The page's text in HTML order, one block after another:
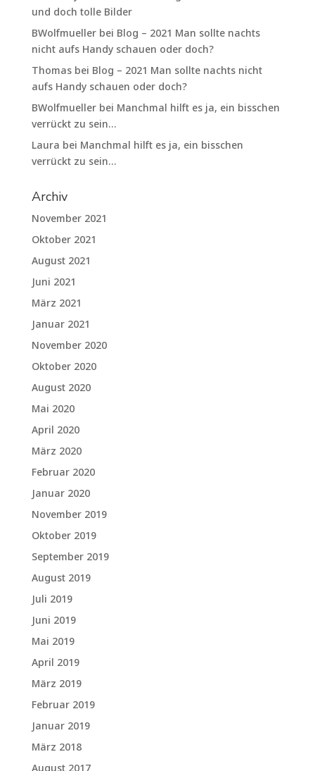
und doch tolle Bilder
BWolfmuellerbei Blog – 2021 Man sollte nachts
nicht aufs Handy schauen oder doch?
Thomasbei Blog – 2021 Man sollte nachts nicht
aufs Handy schauen oder doch?
BWolfmuellerbei Manchmal hilft es ja, ein bisschen
verrückt zu sein…
Laura bei Manchmal hilft es ja, ein bisschen
verrückt zu sein…
Archiv
November 2021
Oktober 2021
August 2021
Juni 2021
März 2021
Januar 2021
November 2020
Oktober 2020
August 2020
Mai 2020
April 2020
März 2020
Februar 2020
Januar 2020
November 2019
Oktober 2019
September 2019
August 2019
Juli 2019
Juni 2019
Mai 2019
April 2019
März 2019
Februar 2019
Januar 2019
März 2018
August 2017